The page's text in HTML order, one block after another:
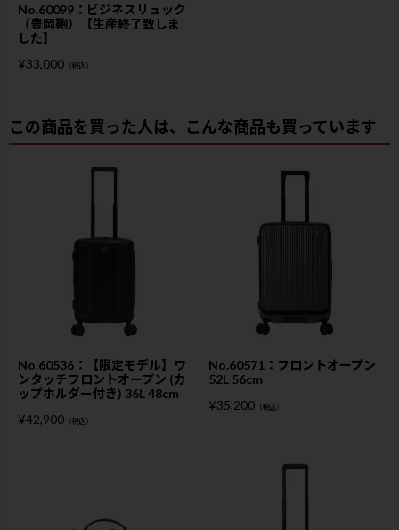
No.60099：ビジネスリュック
（豊岡鞄）【生産終了致しま
した】
¥33,000 （税込）
この商品を買った人は、こんな商品も買っています
No.60536：【限定モデル】ワ
ンタッチフロントオープン (カ
ップホルダー付き) 36L 48cm
¥42,900 （税込）
No.60571：フロントオープン
52L 56cm
¥35,200 （税込）